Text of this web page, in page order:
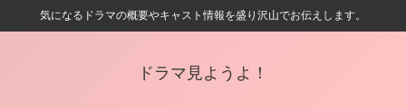
気になるドラマの概要やキャスト情報を盛り沢山でお伝えします。
ドラマ見ようよ！